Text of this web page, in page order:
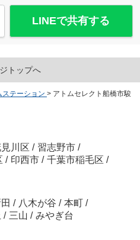
LINEで共有する
トップへ
テーション > アトムセレクト船橋市駿
川区 / 習志野市 /
/ 印西市 / 千葉市稲毛区 /
/ 八木が谷 / 本町 /
/ 三山 / みやぎ台